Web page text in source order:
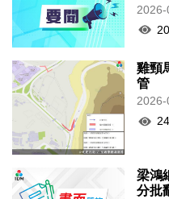
雞頸
管
2026-
梁鴻
分批